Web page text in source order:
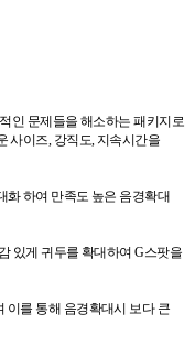
인 문제들을 해소하는 패키지로
사이즈, 강직도, 지속시간을
화 하여 만족도 높은 음경확대
있게 귀두를 확대하여 G스팟을
이를 통해 음경확대시 보다 큰